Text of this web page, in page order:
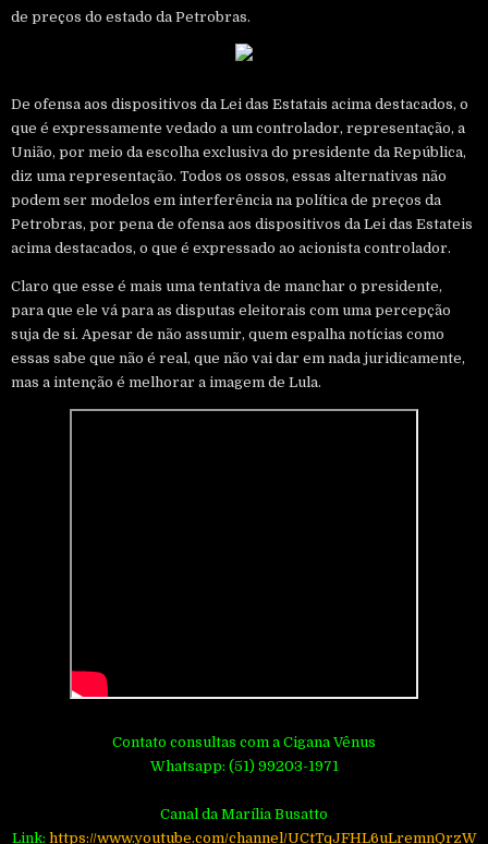
de preços do estado da Petrobras.
De ofensa aos dispositivos da Lei das Estatais acima destacados, o
que é expressamente vedado a um controlador, representação, a
União, por meio da escolha exclusiva do presidente da República,
diz uma representação. Todos os ossos, essas alternativas não
podem ser modelos em interferência na política de preços da
Petrobras, por pena de ofensa aos dispositivos da Lei das Estateis
acima destacados, o que é expressado ao acionista controlador.
Claro que esse é mais uma tentativa de manchar o presidente,
para que ele vá para as disputas eleitorais com uma percepção
suja de si. Apesar de não assumir, quem espalha notícias como
essas sabe que não é real, que não vai dar em nada juridicamente,
mas a intenção é melhorar a imagem de Lula.
Contato consultas com a Cigana Vênus
Whatsapp: (51) 99203-1971
Canal da Marília Busatto
Link: https://www.youtube.com/channel/UCtTqJFHL6uLremnQrzW